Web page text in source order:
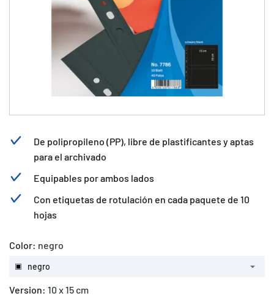
De polipropileno (PP), libre de plastificantes y aptas
para el archivado
Equipables por ambos lados
Con etiquetas de rotulación en cada paquete de 10
hojas
Color: negro
negro
Version: 10 x 15 cm